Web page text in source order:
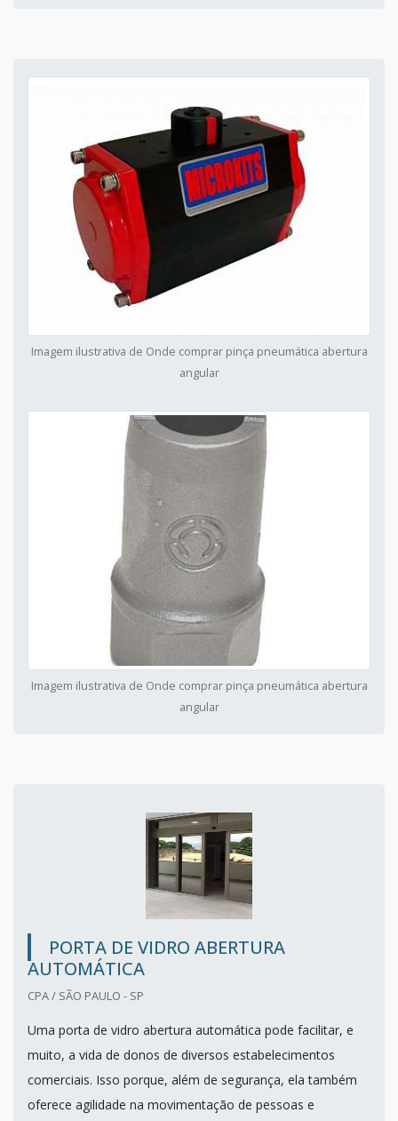
Imagem ilustrativa de Onde comprar pinça pneumática abertura
angular
Imagem ilustrativa de Onde comprar pinça pneumática abertura
angular
PORTA DE VIDRO ABERTURA
AUTOMÁTICA
CPA / SÃO PAULO - SP
Uma porta de vidro abertura automática pode facilitar, e
muito, a vida de donos de diversos estabelecimentos
comerciais. Isso porque, além de segurança, ela também
oferece agilidade na movimentação de pessoas e